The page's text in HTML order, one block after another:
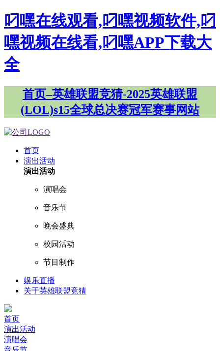
叼嘿在线观看,叼嘿视频软件,叼
嘿视频在线看,叼嘿APP下载大
全
首页–英雄联盟竞猜-2025英雄联盟
(LOL)s15全球总决赛冠军赛事网站
首页
演出活动
演出活动
演唱会
音乐节
晚会盛典
校园活动
节目制作
娱乐直播
关于英雄联盟竞猜
首页
演出活动
演唱会